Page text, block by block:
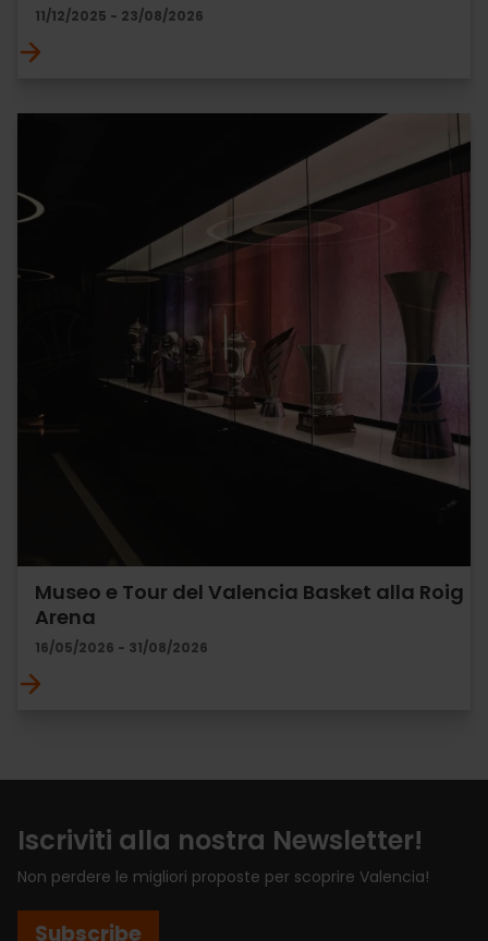
11/12/2025 - 23/08/2026
Museo e Tour del Valencia Basket alla Roig
Arena
16/05/2026 - 31/08/2026
Iscriviti alla nostra Newsletter!
Non perdere le migliori proposte per scoprire Valencia!
Subscribe